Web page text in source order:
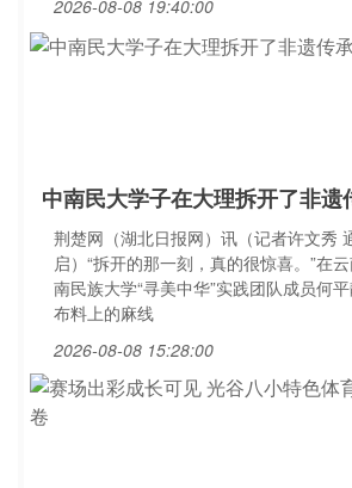
2026-08-08 19:40:00
中南民大学子在大理拆开了非遗
荆楚网（湖北日报网）讯（记者许文秀
启）“拆开的那一刻，真的很惊喜。”在
南民族大学“寻美中华”实践团队成员何
布料上的麻线
2026-08-08 15:28:00